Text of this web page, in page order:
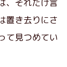
、それだけ言
置き去りにさ
て見つめてい